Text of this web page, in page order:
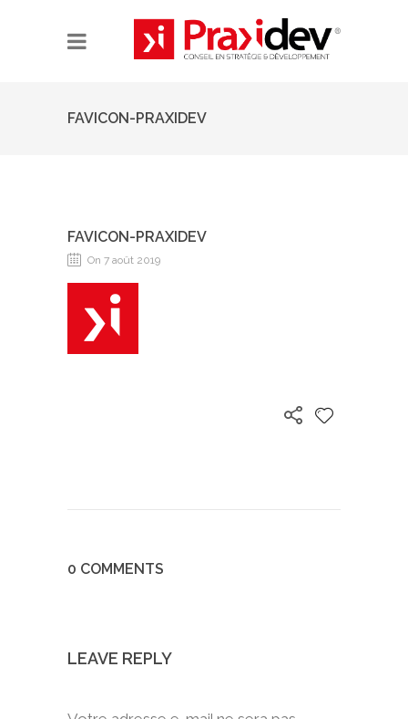
FAVICON-PRAXIDEV
FAVICON-PRAXIDEV
On 7 août 2019
0 COMMENTS
LEAVE REPLY